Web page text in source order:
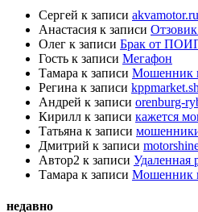
Сергей к записи
Анастасия к записи
Олег к записи Брак от
Гость к записи Мегафон
Тамара к записи Мошенник
Регина к записи
Андрей к записи orenburg-
Кирилл к записи кажется
Татьяна к записи
Дмитрий к записи
Автор2 к записи Удаленная
Тамара к записи Мошенник
недавно